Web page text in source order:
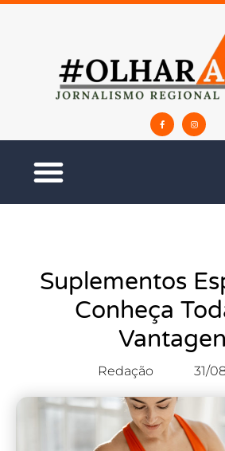
Suplementos
Conheça
Redação 31/